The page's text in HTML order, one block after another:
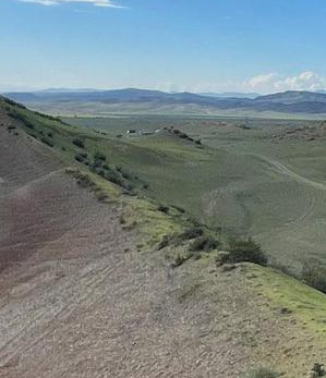
die we bezoeken.